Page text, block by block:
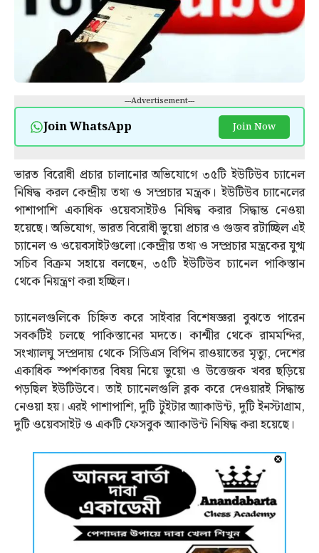
---Advertisement---
Join WhatsApp Join Now
ভারত বিরোধী প্রচার চালানোর অভিযোগে ৩৫টি ইউটিউব চ্যানেল
নিষিদ্ধ করল কেন্দ্রীয় তথ্য ও সম্প্রচার মন্ত্রক। ইউটিউব চ্যানেলের
পাশাপাশি একাধিক ওয়েবসাইটও নিষিদ্ধ করার সিদ্ধান্ত নেওয়া
হয়েছে। অভিযোগ, ভারত বিরোধী ভুয়ো প্রচার ও গুজব রটাচ্ছিল এই
চ্যানেল ও ওয়েবসাইটগুলো।কেন্দ্রীয় তথ্য ও সম্প্রচার মন্ত্রকের যুগ্ম
সচিব বিক্রম সহায়ে বলছেন, ৩৫টি ইউটিউব চ্যানেল পাকিস্তান
থেকে নিয়ন্ত্রণ করা হচ্ছিল।
চ্যানেলগুলিকে চিহ্নিত করে সাইবার বিশেষজ্ঞরা বুঝতে পারেন
সবকটিই চলছে পাকিস্তানের মদতে। কাশ্মীর থেকে রামমন্দির,
সংখ্যালঘু সম্প্রদায় থেকে সিডিএস বিপিন রাওয়াতের মৃত্যু, দেশের
একাধিক স্পর্শকাতর বিষয় নিয়ে ভুয়ো ও উত্তেজক খবর ছড়িয়ে
পড়ছিল ইউটিউবে। তাই চ্যানেলগুলি ব্লক করে দেওয়ারই সিদ্ধান্ত
নেওয়া হয়। এরই পাশাপাশি, দুটি টুইটার অ্যাকাউন্ট, দুটি ইনস্টাগ্রাম,
দুটি ওয়েবসাইট ও একটি ফেসবুক অ্যাকাউন্ট নিষিদ্ধ করা হয়েছে।